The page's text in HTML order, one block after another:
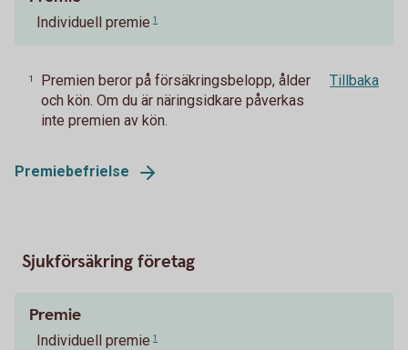
Individuell premie 1
1
Premien beror på försäkringsbelopp, ålder
och kön. Om du är näringsidkare påverkas
inte premien av kön.
Tillbaka
Premiebefrielse
Sjukförsäkring företag
Premie
Individuell premie 1